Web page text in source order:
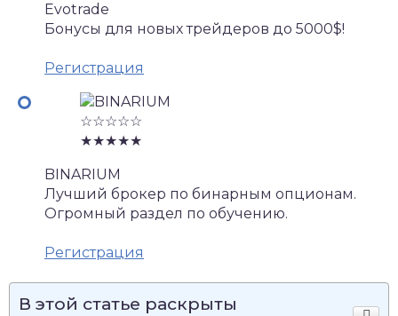
Evotrade
Бонусы для новых трейдеров до 5000$!
Регистрация
☆☆☆☆☆
★★★★★
BINARIUM
Лучший брокер по бинарным опционам.
Огромный раздел по обучению.
Регистрация
В этой статье раскрыты